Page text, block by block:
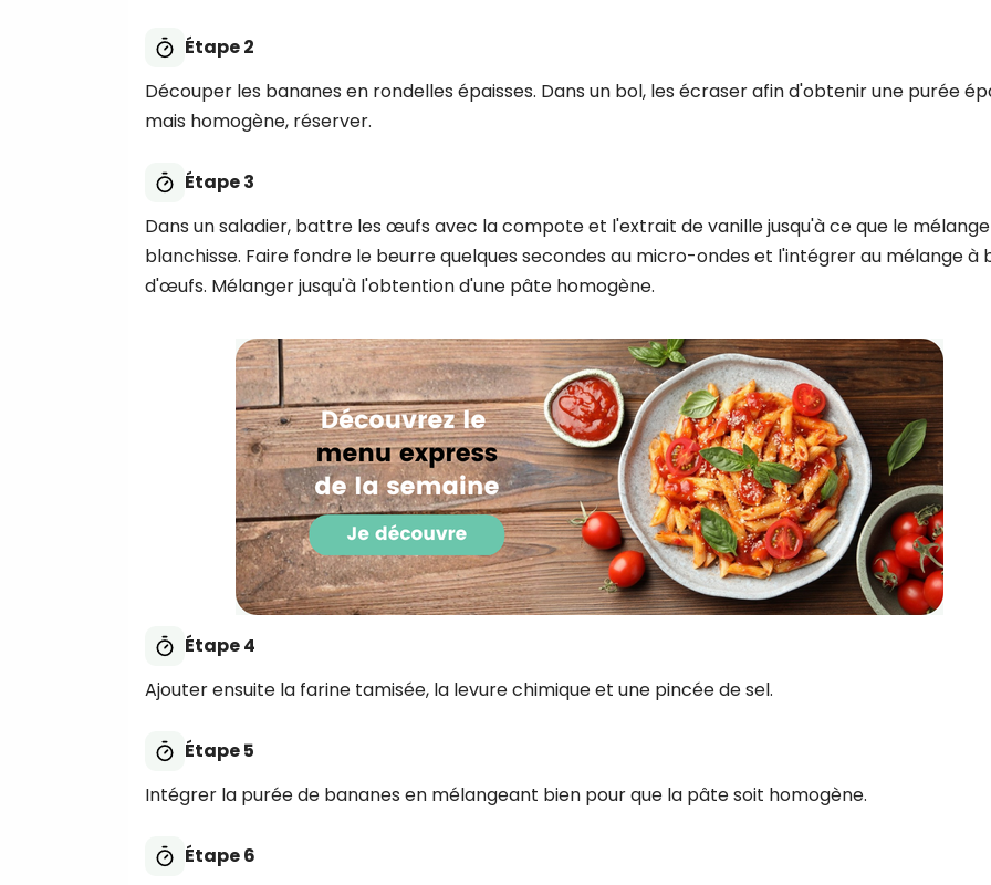
Étape 2
Découper les bananes en rondelles épaisses. Dans un bol, les écraser afin d'obtenir une purée
mais homogène, réserver.
Étape 3
Dans un saladier, battre les œufs avec la compote et l'extrait de vanille jusqu'à ce que le mélange
blanchisse. Faire fondre le beurre quelques secondes au micro-ondes et l'intégrer au mélange à
d'œufs. Mélanger jusqu'à l'obtention d'une pâte homogène.
Étape 4
Ajouter ensuite la farine tamisée, la levure chimique et une pincée de sel.
Étape 5
Intégrer la purée de bananes en mélangeant bien pour que la pâte soit homogène.
Étape 6
recettes inédites de
des courriels pour mesurer et
performances des campagnes.
pourrons savoir si vous ouvrez les
l'heure à laquelle vous le faites ainsi
des informations sur le terminal que
utilisez. Pour en savoir plus sur ces
voir notrepolitique de confidentialité
Je reçois mon cadeau !
Votre adresse email sera utilisée par Digital Prisma
envoyer votre newsletter contenant des offres
personnalisées. Vous pourrez vous désinscrire en
désabonnement intégré dans la newsletter. Pour en